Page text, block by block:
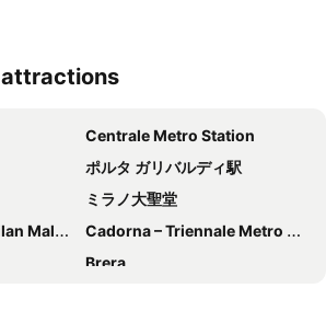
attractions
Centrale Metro Station
ポルタ ガリバルディ駅
ミラノ大聖堂
Airport
Cadorna – Triennale Metro Station
Brera